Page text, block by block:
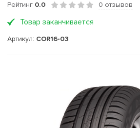
Рейтинг 0.0 0 отзывов
Товар заканчивается
Артикул: COR16-03